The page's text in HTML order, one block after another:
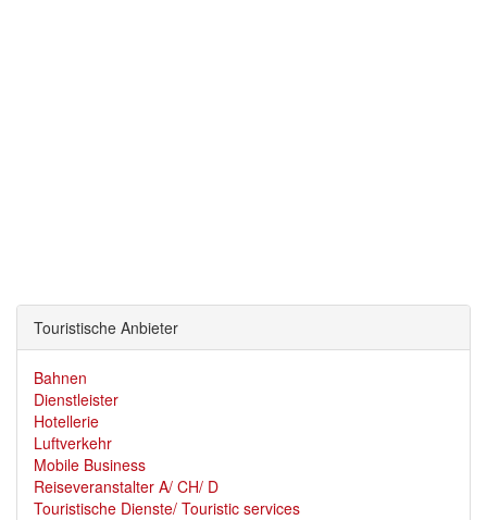
Touristische Anbieter
Bahnen
Dienstleister
Hotellerie
Luftverkehr
Mobile Business
Reiseveranstalter A/ CH/ D
Touristische Dienste/ Touristic services